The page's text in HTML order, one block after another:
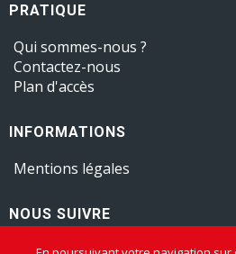
PRATIQUE
Qui sommes-nous ?
Contactez-nous
Plan d'accès
INFORMATIONS
Mentions légales
NOUS SUIVRE